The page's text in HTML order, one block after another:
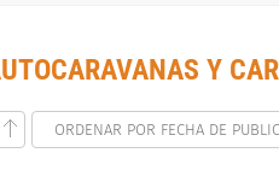
Y
ORDENAR POR FECHA DE